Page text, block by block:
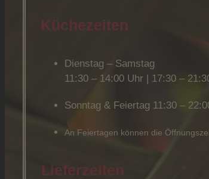
Küchezeiten
Dienstag – Samstag
11:30 – 14:00 Uhr | 17:30 –
Sonntag & Feiertag 11:30 –
An Feiertagen können die
Lieferzeiten